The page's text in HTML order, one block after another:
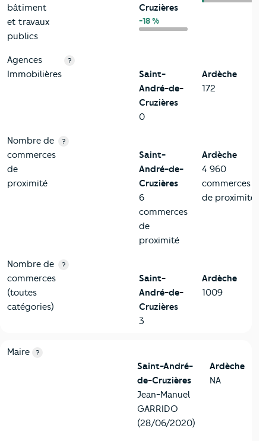
bâtiment
et travaux
publics
Cruzières
-18 %
Agences
Immobilières
?
Saint-
André-de-
Cruzières
0
Ardèche
172
Nombre de
commerces
de
proximité
?
Saint-
André-de-
Cruzières
6
commerces
de
proximité
Ardèche
4 960
commerces
de proximité
Nombre de
commerces
(toutes
catégories)
?
Saint-
André-de-
Cruzières
3
Ardèche
1009
6-Politique
Critères
Maire ?
Saint-André-
de-Cruzières
Jean-Manuel
GARRIDO
(28/06/2020)
Ardèche
NA